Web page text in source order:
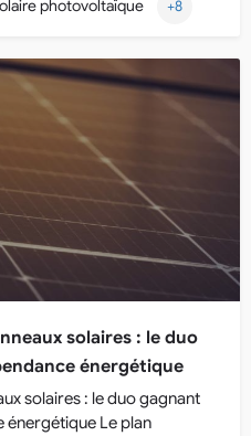
photovoltaïque +8
solaires : le duo
énergétique
solaires : le duo gagnant
énergétique Le plan